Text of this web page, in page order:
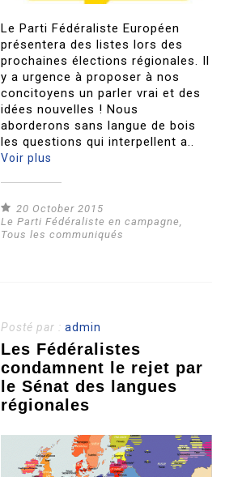
Le Parti Fédéraliste Européen
présentera des listes lors des
prochaines élections régionales. Il
y a urgence à proposer à nos
concitoyens un parler vrai et des
idées nouvelles ! Nous
aborderons sans langue de bois
les questions qui interpellent a..
Voir plus
20 October 2015
Le Parti Fédéraliste en campagne,
Tous les communiqués
Posté par :admin
Les Fédéralistes
condamnent le rejet par
le Sénat des langues
régionales